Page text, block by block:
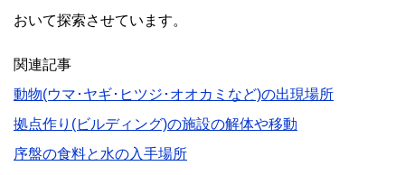
おいて探索させています。
関連記事
動物(ウマ･ヤギ･ヒツジ･オオカミなど)の出現場所
拠点作り(ビルディング)の施設の解体や移動
序盤の食料と水の入手場所